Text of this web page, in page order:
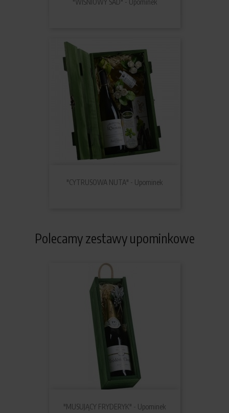
"WIŚNIOWY SAD" - Upominek
"CYTRUSOWA NUTA" - Upominek
Polecamy zestawy upominkowe
"MUSUJĄCY FRYDERYK" - Upominek